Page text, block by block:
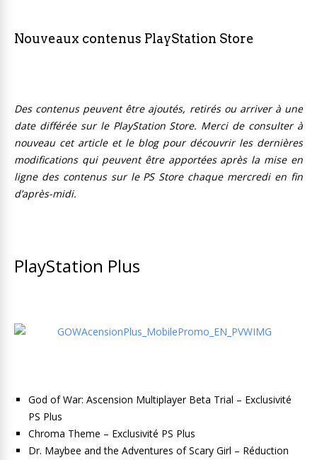
Nouveaux contenus PlayStation Store
Des contenus peuvent être ajoutés, retirés ou arriver à une
date différée sur le PlayStation Store. Merci de consulter à
nouveau cet article et le blog pour découvrir les dernières
modifications qui peuvent être apportées après la mise en
ligne des contenus sur le PS Store chaque mercredi en fin
d’après-midi.
PlayStation Plus
God of War: Ascension Multiplayer Beta Trial – Exclusivité
PS Plus
Chroma Theme – Exclusivité PS Plus
Dr. Maybee and the Adventures of Scary Girl – Réduction